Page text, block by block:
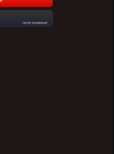
nicht moderiert